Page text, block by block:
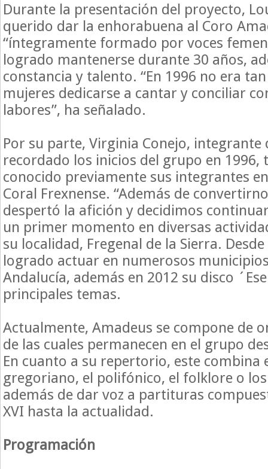
Durante la presentación del proyecto,
querido dar la enhorabuena al Coro
“íntegramente formado por voces
logrado mantenerse durante 30 años,
constancia y talento. “En 1996 no era
mujeres dedicarse a cantar y conciliar
labores”, ha señalado.
Por su parte, Virginia Conejo, integrante
recordado los inicios del grupo en 1996,
conocido previamente sus integrantes
Coral Frexnense. “Además de
despertó la afición y decidimos
un primer momento en diversas
su localidad, Fregenal de la Sierra.
logrado actuar en numerosos
Andalucía, además en 2012 su disco
principales temas.
Actualmente, Amadeus se compone de
de las cuales permanecen en el grupo
En cuanto a su repertorio, este combina
gregoriano, el polifónico, el folklore o
además de dar voz a partituras
XVI hasta la actualidad.
Programación